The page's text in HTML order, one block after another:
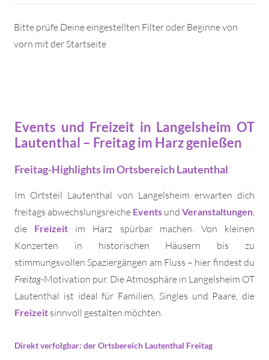
Bitte prüfe Deine eingestellten Filter oder Beginne von
vorn mit der Startseite
Events und Freizeit in Langelsheim OT
Lautenthal – Freitag im Harz genießen
Freitag-Highlights im Ortsbereich Lautenthal
Im Ortsteil Lautenthal von Langelsheim erwarten dich
freitags abwechslungsreiche Events und Veranstaltungen
die Freizeit im Harz spürbar machen. Von kleinen
Konzerten in historischen Häusern bis zu
stimmungsvollen Spaziergängen am Fluss – hier findest du
Freitag-Motivation pur. Die Atmosphäre in Langelsheim OT
Lautenthal ist ideal für Familien, Singles und Paare, die
Freizeit sinnvoll gestalten möchten.
Direkt verfolgbar: der Ortsbereich Lautenthal Freitag